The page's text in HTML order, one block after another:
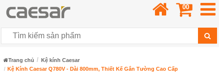
00
Trang chủ
Kệ kính Caesar
Kệ Kính Caesar Q780V - Dài 800mm, Thiết Kế Gắn Tường Cao Cấp